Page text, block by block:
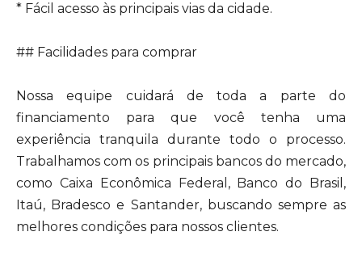
* Fácil acesso às principais vias da cidade.
## Facilidades para comprar
Nossa equipe cuidará de toda a parte do
financiamento para que você tenha uma
experiência tranquila durante todo o processo.
Trabalhamos com os principais bancos do mercado,
como Caixa Econômica Federal, Banco do Brasil,
Itaú, Bradesco e Santander, buscando sempre as
melhores condições para nossos clientes.